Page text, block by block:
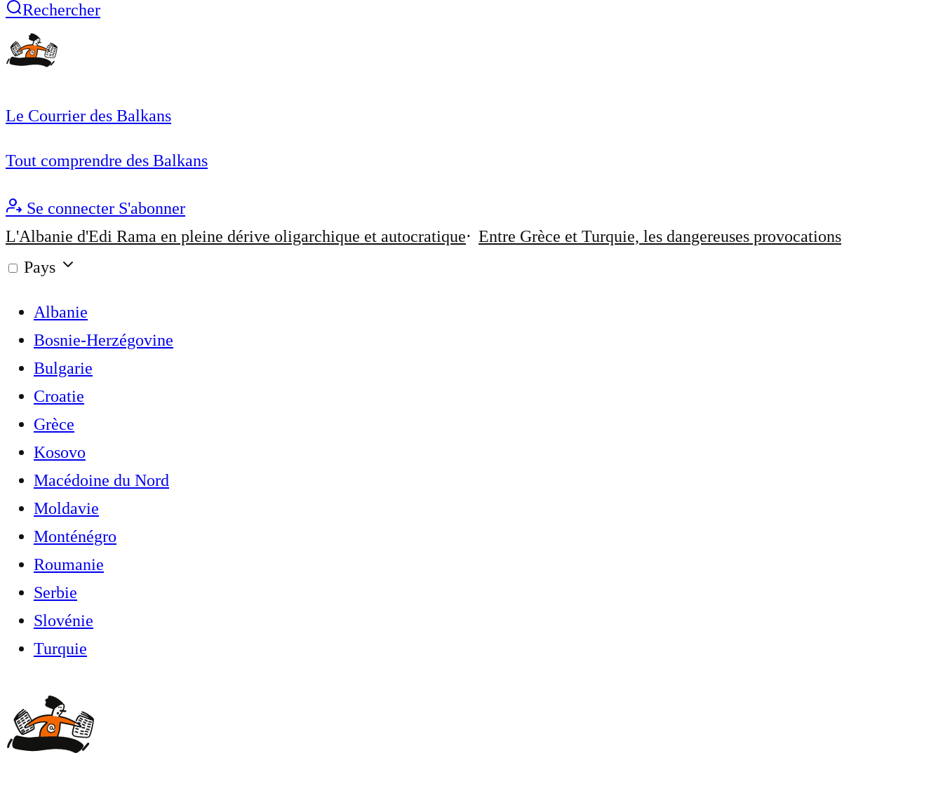
Rechercher
Le Courrier des Balkans
Tout comprendre des Balkans
Se connecter S'abonner
L'Albanie d'Edi Rama en pleine dérive oligarchique et autocratique
Entre Grèce et Turquie, les dangereuses provocations
Pays
Albanie
Bosnie-Herzégovine
Bulgarie
Croatie
Grèce
Kosovo
Macédoine du Nord
Moldavie
Monténégro
Roumanie
Serbie
Slovénie
Turquie